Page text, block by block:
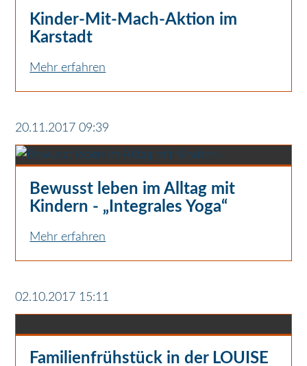
Kinder-Mit-Mach-Aktion im
Karstadt
Mehr erfahren
20.11.2017 09:39
UNTERSTÜTZUNG AUF DER SUCHE NACH
INNERER BALANCE UND KLARHEIT
Bewusst leben im Alltag mit
Kindern - „Integrales Yoga“
Mehr erfahren
02.10.2017 15:11
Familienfrühstück in der LOUISE